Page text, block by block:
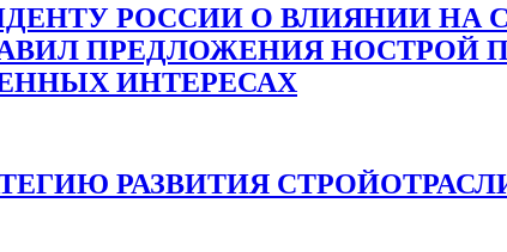
РОССИИ О ВЛИЯНИИ НА
ПРЕДЛОЖЕНИЯ НОСТРОЙ
ИНТЕРЕСАХ
РАЗВИТИЯ